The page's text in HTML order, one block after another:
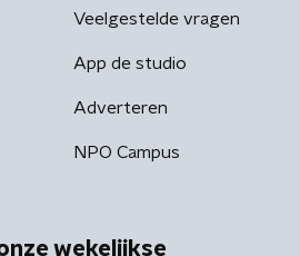
Veelgestelde vragen
App de studio
Adverteren
NPO Campus
wekelijkse